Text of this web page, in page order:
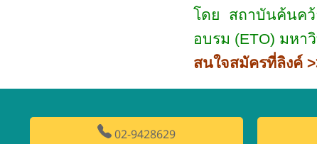
โดย
สถาบันค้นค
อบรม (ETO) มหา
สนใจสมัครที่ลิงค์
02-9428629